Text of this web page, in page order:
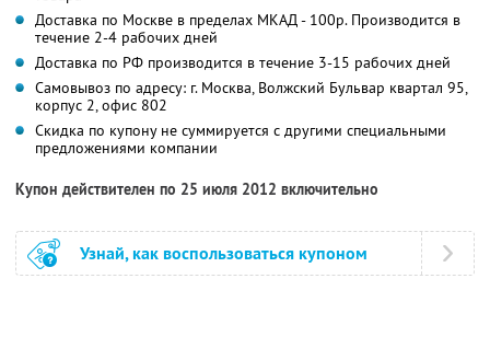
Доставка по Москве в пределах МКАД - 100р. Производится в
течение 2-4 рабочих дней
Доставка по РФ производится в течение 3-15 рабочих дней
Самовывоз по адресу: г. Москва, Волжский Бульвар квартал 95,
корпус 2, офис 802
Скидка по купону не суммируется с другими специальными
предложениями компании
Купон действителен по 25 июля 2012 включительно
Узнай, как воспользоваться купоном